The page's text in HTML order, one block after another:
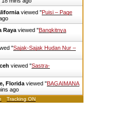
viewed "Puisi – Page
Raya viewed "Bangkitnya
"Sajak-Sajak Hudan Nur –
viewed "Sastra-
Florida viewed "BAGAIMANA
ago
Tracking ON